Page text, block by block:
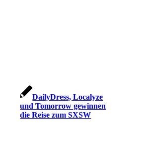
DailyDress, Localyze
und Tomorrow gewinnen
die Reise zum SXSW